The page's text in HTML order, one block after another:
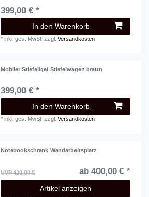
399,00 € *
In den Warenkorb
*inkl. ges. MwSt. zzgl.Versandkosten
Mobiler Stiefeligel Stiefelwagen braun
399,00 € *
In den Warenkorb
*inkl. ges. MwSt. zzgl.Versandkosten
Notebookschrank Wandarbeitsplatz
UVP 420,00 € ab 400,00 € *
Artikel anzeigen